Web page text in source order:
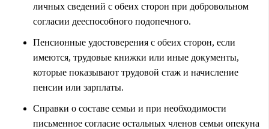
личных сведений с обеих сторон при добровольном
согласии дееспособного подопечного.
Пенсионные удостоверения с обеих сторон, если
имеются, трудовые книжки или иные документы,
которые показывают трудовой стаж и начисление
пенсии или зарплаты.
Справки о составе семьи и при необходимости
письменное согласие остальных членов семьи опекуна